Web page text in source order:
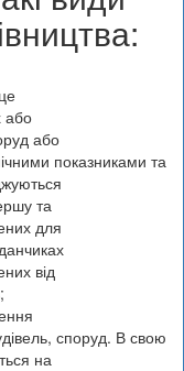
або
або
показниками та
та
для
від
споруд. В свою
на